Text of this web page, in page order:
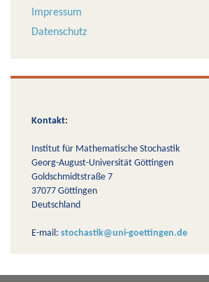
Impressum
Datenschutz
Kontakt:
Institut für Mathematische Stochastik
Georg-August-Universität Göttingen
Goldschmidtstraße 7
37077 Göttingen
Deutschland
E-mail: stochastik@uni-goettingen.de